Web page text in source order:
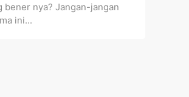
bener nya? Jangan-jangan
ini...